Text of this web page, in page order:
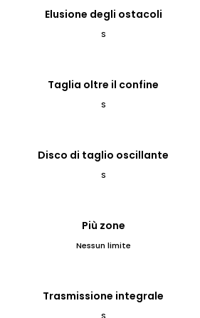
Elusione degli ostacoli
S
Taglia oltre il confine
S
Disco di taglio oscillante
S
Più zone
Nessun limite
Trasmissione integrale
S